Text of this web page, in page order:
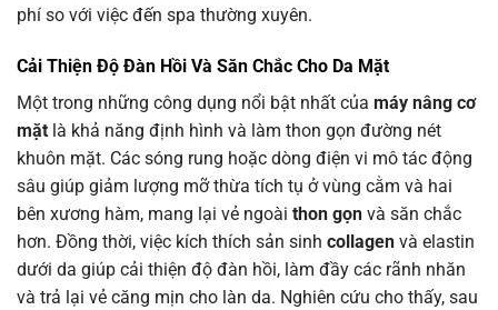
phí so với việc đến spa thường xuyên.
Cải Thiện Độ Đàn Hồi Và Săn Chắc Cho Da Mặt
Một trong những công dụng nổi bật nhất của máy nâng cơ
mặt là khả năng định hình và làm thon gọn đường nét
khuôn mặt. Các sóng rung hoặc dòng điện vi mô tác động
sâu giúp giảm lượng mỡ thừa tích tụ ở vùng cằm và hai
bên xương hàm, mang lại vẻ ngoài thon gọn và săn chắc
hơn. Đồng thời, việc kích thích sản sinh collagen và elastin
dưới da giúp cải thiện độ đàn hồi, làm đầy các rãnh nhăn
và trả lại vẻ căng mịn cho làn da. Nghiên cứu cho thấy, sau